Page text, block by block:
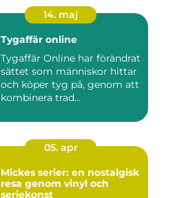
14. maj
Tygaffär online
Tygaffär Online har förändrat
sättet som människor hittar
och köper tyg på, genom att
kombinera trad...
05. apr
Mickes serier: en nostalgisk
resa genom vinyl och
seriekonst